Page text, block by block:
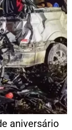
aniversário